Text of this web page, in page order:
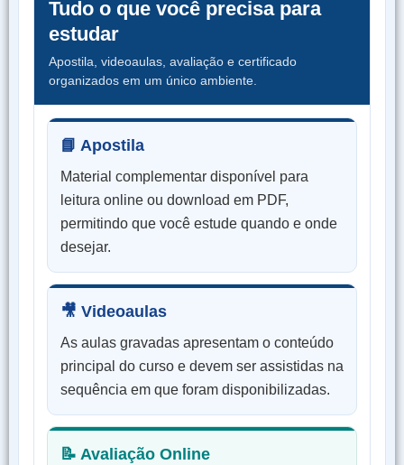
Tudo o que você precisa para
estudar
Apostila, videoaulas, avaliação e certificado
organizados em um único ambiente.
📘 Apostila
Material complementar disponível para
leitura online ou download em PDF,
permitindo que você estude quando e onde
desejar.
🎥 Videoaulas
As aulas gravadas apresentam o conteúdo
principal do curso e devem ser assistidas na
sequência em que foram disponibilizadas.
📝 Avaliação Online